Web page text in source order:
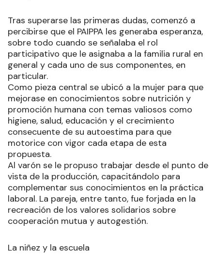
Tras superarse las primeras dudas, comenzó a
percibirse que el PAIPPA les generaba esperanza,
sobre todo cuando se señalaba el rol
participativo que le asignaba a la familia rural en
general y cada uno de sus componentes, en
particular.
Como pieza central se ubicó a la mujer para que
mejorase en conocimientos sobre nutrición y
promoción humana con temas valiosos como
higiene, salud, educación y el crecimiento
consecuente de su autoestima para que
motorice con vigor cada etapa de esta
propuesta.
Al varón se le propuso trabajar desde el punto de
vista de la producción, capacitándolo para
complementar sus conocimientos en la práctica
laboral. La pareja, entre tanto, fue forjada en la
recreación de los valores solidarios sobre
cooperación mutua y autogestión.
La niñez y la escuela